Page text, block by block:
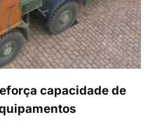
capacidade de